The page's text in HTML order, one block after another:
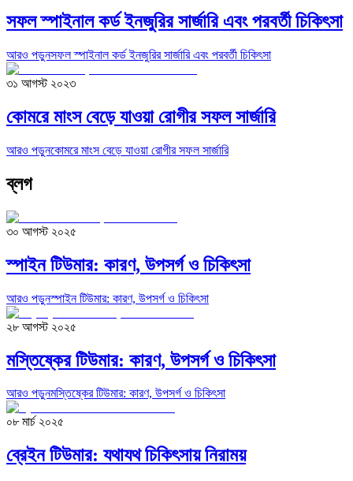
সফল স্পাইনাল কর্ড ইনজুরির সার্জারি এবং পরবর্তী চিকিৎসা
আরও পড়ুনসফল স্পাইনাল কর্ড ইনজুরির সার্জারি এবং পরবর্তী চিকিৎসা
৩১ আগস্ট ২০২৩
কোমরে মাংস বেড়ে যাওয়া রোগীর সফল সার্জারি
আরও পড়ুনকোমরে মাংস বেড়ে যাওয়া রোগীর সফল সার্জারি
ব্লগ
৩০ আগস্ট ২০২৫
স্পাইন টিউমার: কারণ, উপসর্গ ও চিকিৎসা
আরও পড়ুনস্পাইন টিউমার: কারণ, উপসর্গ ও চিকিৎসা
২৮ আগস্ট ২০২৫
মস্তিষ্কের টিউমার: কারণ, উপসর্গ ও চিকিৎসা
আরও পড়ুনমস্তিষ্কের টিউমার: কারণ, উপসর্গ ও চিকিৎসা
০৮ মার্চ ২০২৫
ব্রেইন টিউমার: যথাযথ চিকিৎসায় নিরাময়